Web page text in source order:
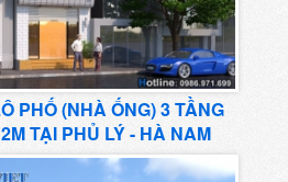
PHỐ (NHÀ ỐNG) 3 TẦNG
TẠI PHỦ LÝ - HÀ NAM